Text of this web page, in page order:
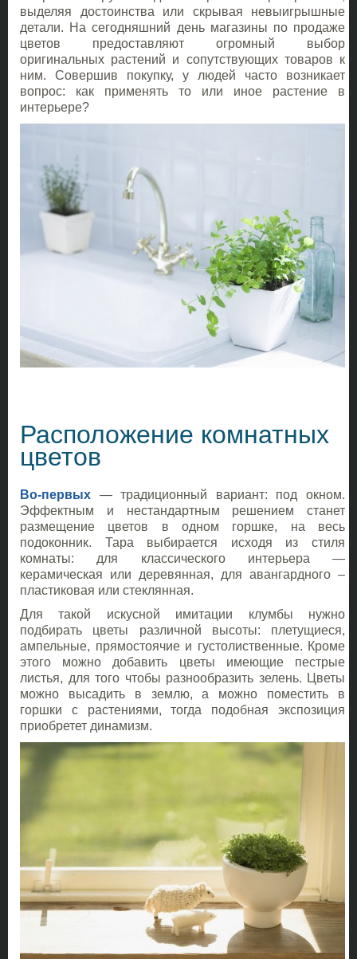
выделяя достоинства или скрывая невыигрышные
детали. На сегодняшний день магазины по продаже
цветов предоставляют огромный выбор
оригинальных растений и сопутствующих товаров к
ним. Совершив покупку, у людей часто возникает
вопрос: как применять то или иное растение в
интерьере?
Расположение комнатных
цветов
Во-первых — традиционный вариант: под окном.
Эффектным и нестандартным решением станет
размещение цветов в одном горшке, на весь
подоконник. Тара выбирается исходя из стиля
комнаты: для классического интерьера —
керамическая или деревянная, для авангардного –
пластиковая или стеклянная.
Для такой искусной имитации клумбы нужно
подбирать цветы различной высоты: плетущиеся,
ампельные, прямостоячие и густолиственные. Кроме
этого можно добавить цветы имеющие пестрые
листья, для того чтобы разнообразить зелень. Цветы
можно высадить в землю, а можно поместить в
горшки с растениями, тогда подобная экспозиция
приобретет динамизм.